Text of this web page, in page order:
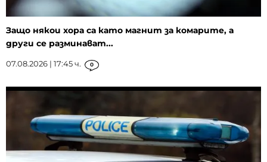
Защо някои хора са като магнит за комарите, а
други се разминават...
07.08.2026 | 17:45 ч. 0